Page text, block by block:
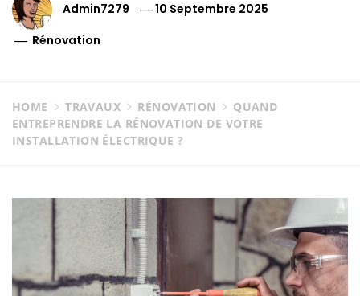
Admin7279
10 Septembre 2025
Rénovation
HOME TRAVAUX RÉNOVATION
QUAND
ENTREPRENDRE LA RÉNOVATION DE VOTRE
INSTALLATION ÉLECTRIQUE ?